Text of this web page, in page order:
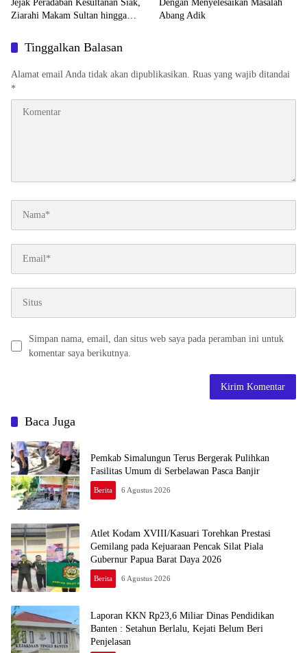
Jejak Peradaban Kesultanan Siak,
Ziarahi Makam Sultan hingga
Dengan Menyelesaikan Masalah
Abang Adik
Tinggalkan Balasan
Alamat email Anda tidak akan dipublikasikan. Ruas yang wajib ditandai
*
Simpan nama, email, dan situs web saya pada peramban ini untuk
komentar saya berikutnya.
Baca Juga
Pemkab Simalungun Terus Bergerak Pulihkan
Fasilitas Umum di Serbelawan Pasca Banjir
Berita 6 Agustus 2026
Atlet Kodam XVIII/Kasuari Torehkan Prestasi
Gemilang pada Kejuaraan Pencak Silat Piala
Gubernur Papua Barat Daya 2026
Berita 6 Agustus 2026
Laporan KKN Rp23,6 Miliar Dinas Pendidikan
Banten : Setahun Berlalu, Kejati Belum Beri
Penjelasan